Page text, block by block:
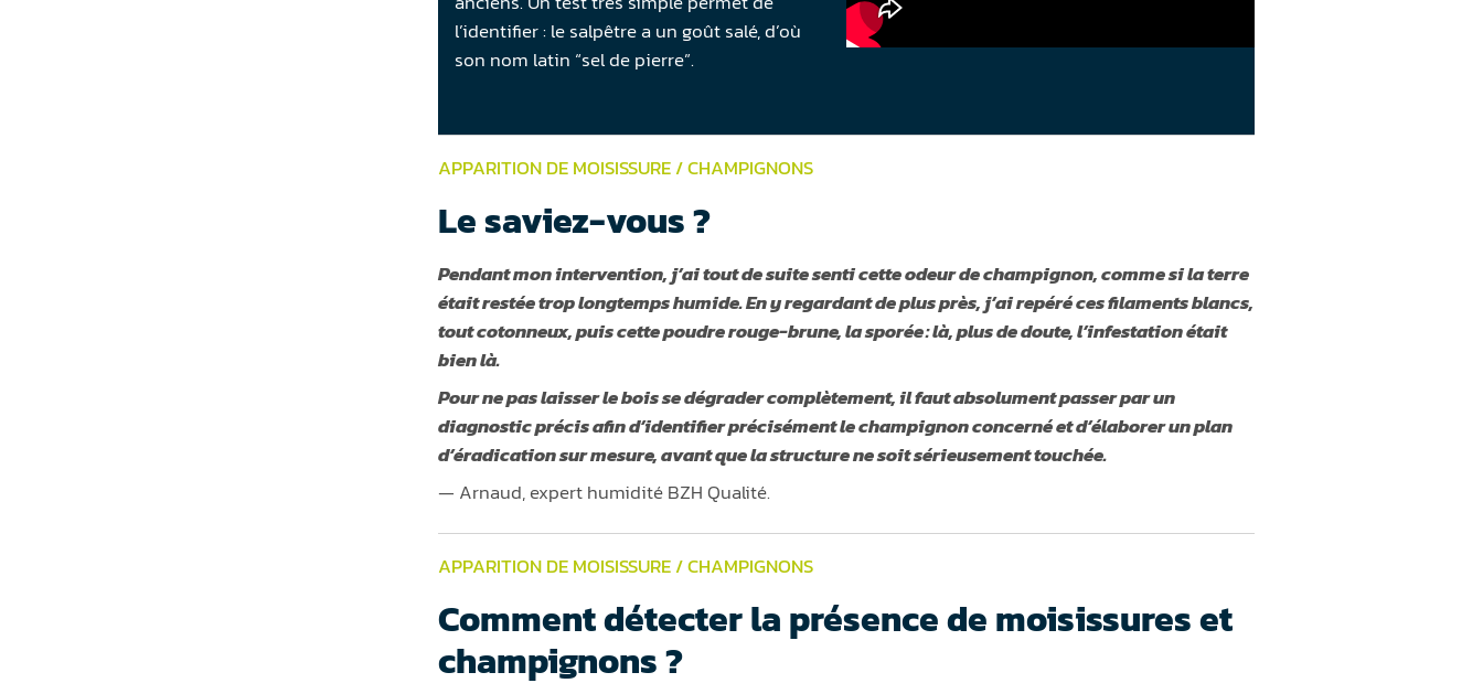
l’identifier : le salpêtre a un goût salé, d’où
son nom latin “sel de pierre”.
APPARITION DE MOISISSURE / CHAMPIGNONS
Le saviez-vous ?
Pendant mon intervention, j’ai tout de suite senti cette odeur de champignon, comme si la terre
était restée trop longtemps humide. En y regardant de plus près, j’ai repéré ces filaments blancs,
tout cotonneux, puis cette poudre rouge-brune, la sporée : là, plus de doute, l’infestation était
bien là.
Pour ne pas laisser le bois se dégrader complètement, il faut absolument passer par un
diagnostic précis afin d’identifier précisément le champignon concerné et d’élaborer un plan
d’éradication sur mesure, avant que la structure ne soit sérieusement touchée.
— Arnaud, expert humidité BZH Qualité.
APPARITION DE MOISISSURE / CHAMPIGNONS
Comment détecter la présence de moisissures et
champignons ?